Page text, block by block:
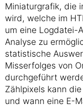
Miniaturgrafik, die
wird, welche im
um eine Logdatei-
Analyse zu
statistische
Misserfolges von
durchgeführt
Zählpixels kann
und wann eine E-